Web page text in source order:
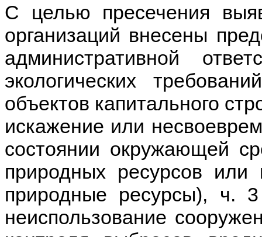
С целью пресечения
организаций внесены
административной
экологических
объектов капитального
искажение или
состоянии окружающей
природных ресурсов
природные ресурсы), ч.
неиспользование